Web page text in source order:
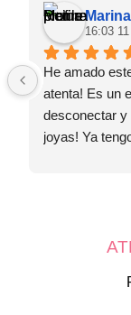
16:03
He amado
atenta! Es un
desconectar y
joyas! Ya